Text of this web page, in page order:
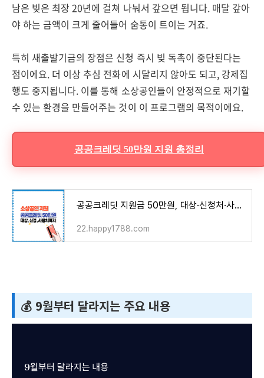
남은 빚은 최장 20년에 걸쳐 나눠서 갚으면 됩니다. 매달 갚아
야 하는 금액이 크게 줄어들어 숨통이 트이는 거죠.
특히 새출발기금의 장점은 신청 즉시 빚 독촉이 중단된다는
점이에요. 더 이상 추심 전화에 시달리지 않아도 되고, 강제집
행도 중지됩니다. 이를 통해 소상공인들이 안정적으로 재기할
수 있는 환경을 만들어주는 것이 이 프로그램의 목적이에요.
공공크레딧 50만원 지원 총정리
공공크레딧 지원금 50만원, 대상·신청처·사용법은?
22.happy1788.com
💰 9월부터 달라지는 주요 내용